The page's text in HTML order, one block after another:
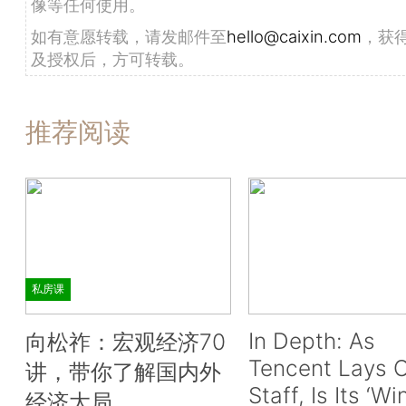
像等任何使用。
如有意愿转载，请发邮件至hello@caixin.com ，获
及授权后，方可转载。
推荐阅读
私房课
向松祚：宏观经济70
讲，带你了解国内外
In Depth: As
Tencent Lays
Staff, Is Its